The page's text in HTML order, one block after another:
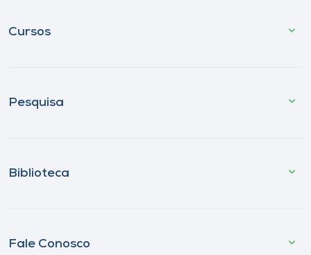
Cursos
Pesquisa
Biblioteca
Fale Conosco